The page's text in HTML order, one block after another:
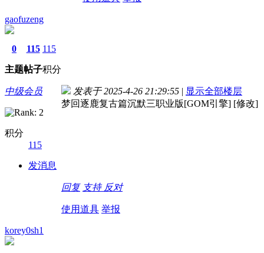
gaofuzeng
0
主题
115
帖子
115
积分
中级会员
积分
115
发消息
发表于 2025-4-26 21:29:55 | 显示全部楼层
梦回逐鹿复古篇沉默三职业版[GOM引擎] [修改]
回复 支持 反对
使用道具 举报
korey0sh1